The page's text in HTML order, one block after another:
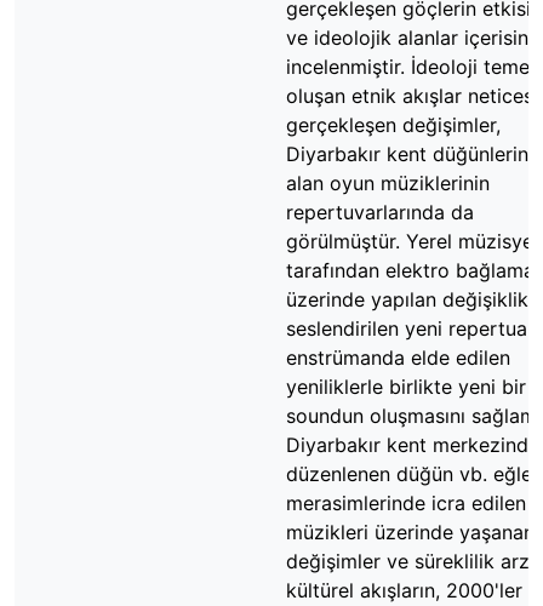
gerçekleşen göçlerin etkisi,
ve ideolojik alanlar
incelenmiştir. İdeoloji temelli
oluşan etnik akışlar
gerçekleşen değişimler,
Diyarbakır kent
alan oyun müziklerinin
repertuvarlarında da
görülmüştür. Yerel
tarafından elektro bağlama
üzerinde yapılan
seslendirilen yeni repertuar,
enstrümanda elde edilen
yeniliklerle birlikte yeni bir
soundun oluşmasını
Diyarbakır kent merkezinde
düzenlenen düğün vb.
merasimlerinde icra edilen
müzikleri üzerinde yaşanan
değişimler ve süreklilik arz
kültürel akışların, 2000'ler